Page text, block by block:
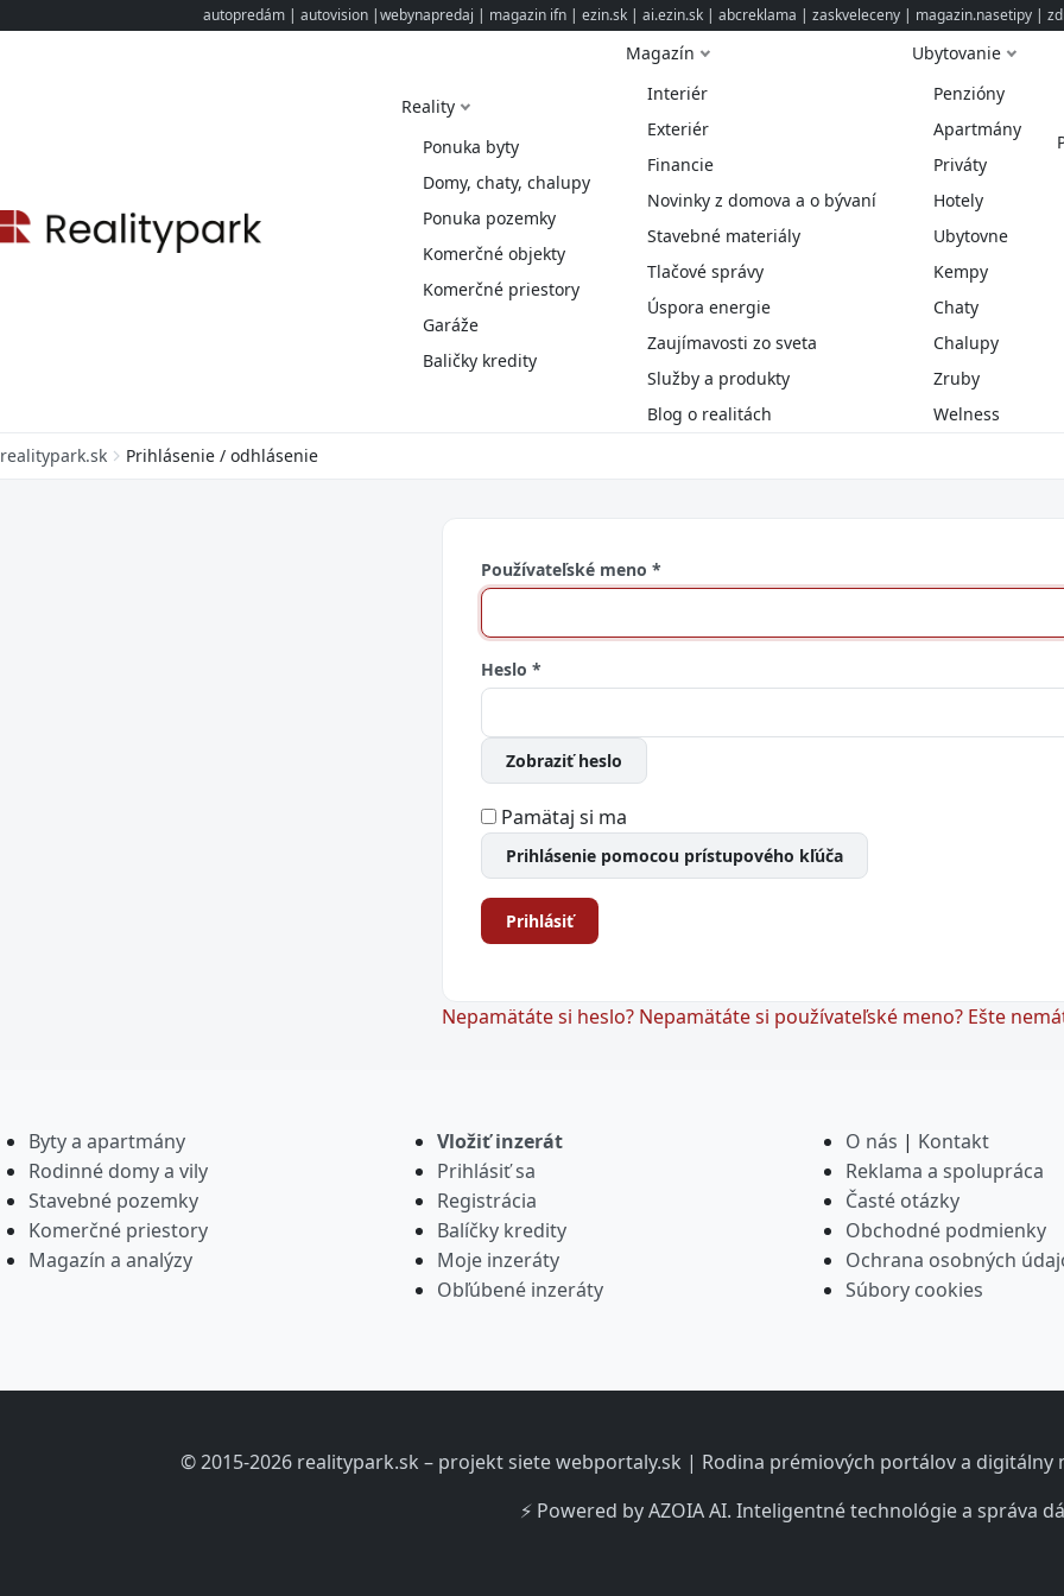
autopredám | autovision |webynapredaj | magazin ifn | ezin.sk | ai.ezin.sk | abcreklama | zaskveleceny | magazin.nasetipy |
Reality
Ponuka byty
Domy, chaty, chalupy
Ponuka pozemky
Komerčné objekty
Komerčné priestory
Garáže
Baličky kredity
Magazín
Interiér
Exteriér
Financie
Novinky z domova a o bývaní
Stavebné materiály
Tlačové správy
Úspora energie
Zaujímavosti zo sveta
Služby a produkty
Blog o realitách
Ubytovanie
Penzióny
Apartmány
Priváty
Hotely
Ubytovne
Kempy
Chaty
Chalupy
Zruby
Welness
realitypark.sk Prihlásenie / odhlásenie
Používateľské meno *
Heslo *
Zobraziť heslo
Pamätaj si ma
Prihlásenie pomocou prístupového kľúča
Prihlásiť
Nepamätáte si heslo? Nepamätáte si používateľské meno? Ešte
Byty a apartmány
Rodinné domy a vily
Stavebné pozemky
Komerčné priestory
Magazín a analýzy
Vložiť inzerát
Prihlásiť sa
Registrácia
Balíčky kredity
Moje inzeráty
Obľúbené inzeráty
O nás | Kontakt
Reklama a spolupráca
Časté otázky
Obchodné podmienky
Ochrana osobných
Súbory cookies
© 2015-2026 realitypark.sk – projekt siete webportaly.sk | Rodina prémiových portálov a digitálny
⚡ Powered by AZOIA AI. Inteligentné technológie a správa